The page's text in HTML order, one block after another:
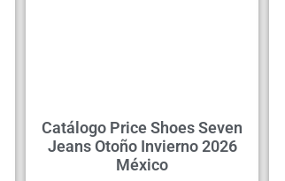
Catálogo Price Shoes Seven
Jeans Otoño Invierno 2026
México